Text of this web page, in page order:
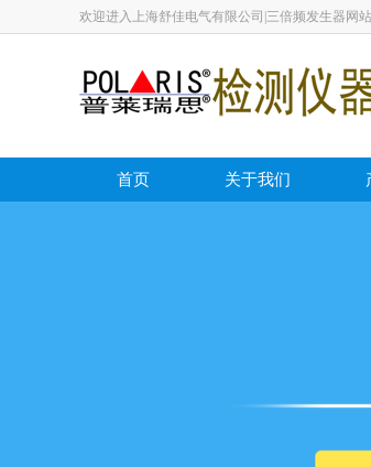
欢迎进入上海舒佳电气有限公司|三倍频发生器网站
首页 关于我们